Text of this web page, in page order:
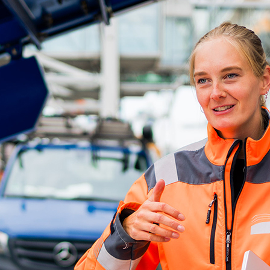
Center der HPA
aller Verkehrsmeldungen im Hafen am